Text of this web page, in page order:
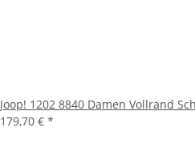
Joop! 1202 8840 Damen Vollrand
179,70 € *